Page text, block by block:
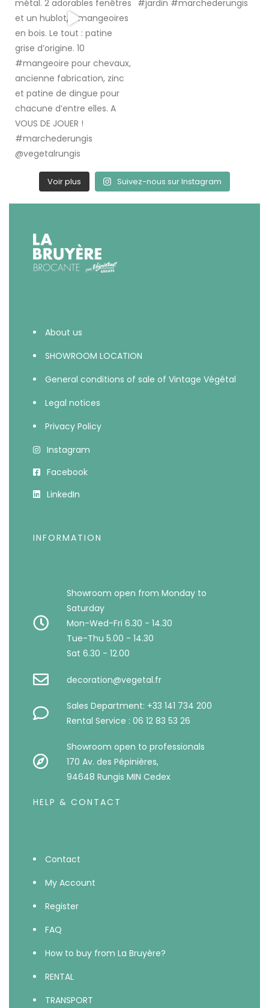
Voir plus Suivez-nous sur Instagram
About us
SHOWROOM LOCATION
General conditions of sale of Vintage Végétal
Legal notices
Privacy Policy
Instagram
Facebook
LinkedIn
INFORMATION
Showroom open from Monday to
Saturday
Mon-Wed-Fri 6.30 - 14.30
Tue-Thu 5.00 - 14.30
Sat 6.30 - 12.00
decoration@vegetal.fr
Sales Department: +33 141 734 200
Rental Service : 06 12 83 53 26
Showroom open to professionals
170 Av. des Pépinières,
94648 Rungis MIN Cedex
HELP & CONTACT
Contact
My Account
Register
FAQ
How to buy from La Bruyère?
RENTAL
TRANSPORT